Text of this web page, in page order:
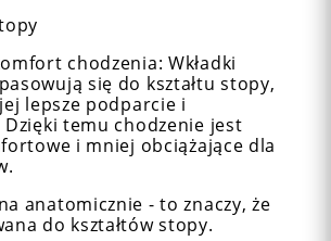
chodzenia: Wkładki
się do kształtu stopy,
lepsze podparcie i
temu chodzenie jest
i mniej obciążające dla
anatomicznie - to znaczy, że
do kształtów stopy.